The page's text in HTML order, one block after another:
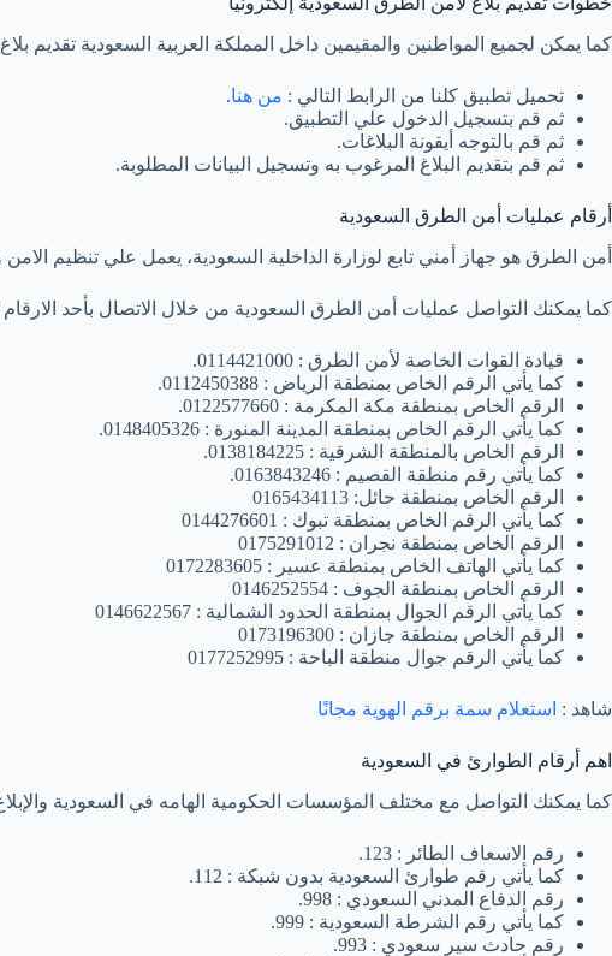
كما يمكن لجميع المواطنين والمقيمين داخل المملكة العربية السعودية تقديم
تحميل تطبيق كلنا من الرابط التالي : من هنا.
ثم قم بتسجيل الدخول علي التطبيق.
ثم قم بالتوجه أيقونة البلاغات.
ثم قم بتقديم البلاغ المرغوب به وتسجيل البيانات المطلوبة.
أرقام عمليات أمن الطرق السعودية
أمن الطرق هو جهاز أمني تابع لوزارة الداخلية السعودية، يعمل علي تنظيم
كما يمكنك التواصل عمليات أمن الطرق السعودية من خلال الاتصال بأحد الارقام
قيادة القوات الخاصة لأمن الطرق : 0114421000.
كما يأتي الرقم الخاص بمنطقة الرياض : 0112450388.
الرقم الخاص بمنطقة مكة المكرمة : 0122577660.
كما يأتي الرقم الخاص بمنطقة المدينة المنورة : 0148405326.
الرقم الخاص بالمنطقة الشرقية : 0138184225.
كما يأتي رقم منطقة القصيم : 0163843246.
الرقم الخاص بمنطقة حائل: 0165434113
كما يأتي الرقم الخاص بمنطقة تبوك : 0144276601
الرقم الخاص بمنطقة نجران : 0175291012
كما يأتي الهاتف الخاص بمنطقة عسير : 0172283605
الرقم الخاص بمنطقة الجوف : 0146252554
كما يأتي الرقم الجوال بمنطقة الحدود الشمالية : 0146622567
الرقم الخاص بمنطقة جازان : 0173196300
كما يأتي الرقم جوال منطقة الباحة : 0177252995
شاهد : استعلام سمة برقم الهوية مجانًا
اهم أرقام الطوارئ في السعودية
كما يمكنك التواصل مع مختلف المؤسسات الحكومية الهامه في السعودية والإبلاغ
رقم الاسعاف الطائر : 123.
كما يأتي رقم طوارئ السعودية بدون شبكة : 112.
رقم الدفاع المدني السعودي : 998.
كما يأتي رقم الشرطة السعودية : 999.
رقم حادث سير سعودي : 993.